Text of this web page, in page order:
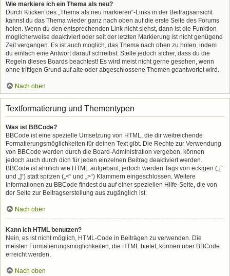
Wie markiere ich ein Thema als neu?
Durch Klicken des „Thema als neu markieren“-Links in der Beitragsansicht
kannst du das Thema wieder ganz nach oben auf die erste Seite des Forums
holen. Wenn du den entsprechenden Link nicht siehst, dann ist die Funktion
möglicherweise deaktiviert oder seit der letzten Markierung ist nicht genügend
Zeit vergangen. Es ist auch möglich, das Thema nach oben zu holen, indem
du einfach eine Antwort darauf schreibst. Stelle jedoch sicher, dass du die
Regeln dieses Boards beachtest! Es wird meist nicht gerne gesehen, wenn
ohne triftigen Grund auf alte oder abgeschlossene Themen geantwortet wird.
Nach oben
Textformatierung und Thementypen
Was ist BBCode?
BBCode ist eine spezielle Umsetzung von HTML, die dir weitreichende
Formatierungsmöglichkeiten für deinen Text gibt. Die Rechte zur Verwendung
von BBCode werden durch die Board-Administration vergeben, können
jedoch auch durch dich für jeden einzelnen Beitrag deaktiviert werden.
BBCode ist ähnlich wie HTML aufgebaut, jedoch werden Tags von eckigen („[“
und „]“) statt spitzen („<“ und „>“) Klammern eingeschlossen. Weitere
Informationen zu BBCode findest du auf einer speziellen Hilfe-Seite, die von
der Seite zur Beitragserstellung aus zugänglich ist.
Nach oben
Kann ich HTML benutzen?
Nein, es ist nicht möglich, HTML-Code in Beiträgen zu verwenden. Die
meisten Formatierungsmöglichkeiten, die HTML bietet, können über BBCode
erreicht werden.
Nach oben